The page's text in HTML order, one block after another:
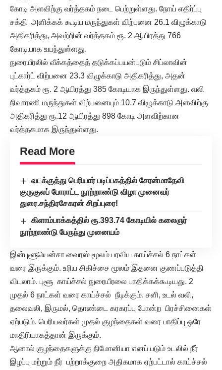
கோடி அளவிற்கு வர்த்தகம் நடை பெற்றுள்ளது. நோய் எதிர்ப்பு
சக்தி அளிக்கக் கூடிய மருந்துகள் விற்பனை 26.1 விழுக்காடு
அதிகரித்து, அவற்றின் வர்த்தகம் ரூ. 2 ஆயிரத்து 766
கோடியாக உயந்துள்ளது.
நுரையீரலில் வீக்கத்தைத் தடுக்கப்பயன்படும் சிப்லாவின்
புட்கார்ட் விற்பனை 23.3 விழுக்காடு அதிகரித்து, அதன்
வர்த்தகம் ரூ. 2 ஆயிரத்து 385 கோடியாக இருந்துள்ளது. வலி
நிவாரணி மருந்துகள் விற்பனையும் 10.7 விழுக்காடு அளவிற்கு
அதிகரித்து ரூ.12 ஆயிரத்து 898 கோடி அளவிற்கான
வர்த்தகமாக இருந்துள்ளது.
Read More
வடக்குத்து பெரியார் படிப்பகத்தில் சேரன்மாதேவி
குருகுலப் போராட்ட நூற்றாண்டு விழா முனைவர்
துரை.சந்திரசேகரன் சிறப்புரை!
கிளாம்பாக்கத்தில் ரூ.393.74 கோடியில் கலைஞர்
நூற்றாண்டு பேருந்து முனையம்
இன்புளூயென்சா வைரஸ் மூலம் பரவிய காய்ச்சல் 6 நாட்கள்
வரை இருக்கும். உரிய சிகிச்சை மூலம் இதனை குணப்படுத்தி
விடலாம். புளூ காய்ச்சல் நுரையீரலை பாதிக்கக்கூடியது. 2
முதல் 6 நாட்கள் வரை காய்ச்சல் நீடிக்கும். சளி, உடல் வலி,
தலைவலி, இருமல், தொண்டை கரகரப்பு போன்ற பிரச்சினைகள்
ஏற்படும். பெரியவர்கள் முதல் குழந்தைகள் வரை பாதிப்பு ஒரே
மாதிரியாகத்தான் இருக்கும்.
ஆனால் குழந்தைகளுக்கு நிமோனியா எனப் படும் உடலில் நீர்
இழப்பு மற்றும் நீர் பற்றாக்குறை அதிகமாக ஏற்பட்டால் காய்ச்சல்